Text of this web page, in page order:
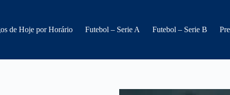
de Hoje por Horário Futebol – Serie A Futebol – Serie B